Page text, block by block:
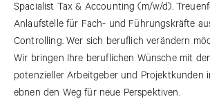
Spacialist Tax & Accounting (m/w/d).
Anlaufstelle für Fach- und Führungskräfte
Controlling. Wer sich beruflich verändern
Wir bringen Ihre beruflichen Wünsche mit
potenzieller Arbeitgeber und Projektkunden
ebnen den Weg für neue Perspektiven.